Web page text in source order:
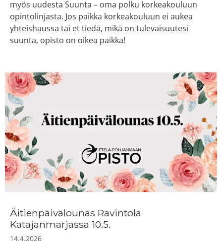
myös uudesta Suunta – oma polku korkeakouluun
opintolinjasta. Jos paikka korkeakouluun ei aukea
yhteishaussa tai et tiedä, mikä on tulevaisuutesi
suunta, opisto on oikea paikka!
Äitienpäivälounas Ravintola
Katajanmarjassa 10.5.
14.4.2026